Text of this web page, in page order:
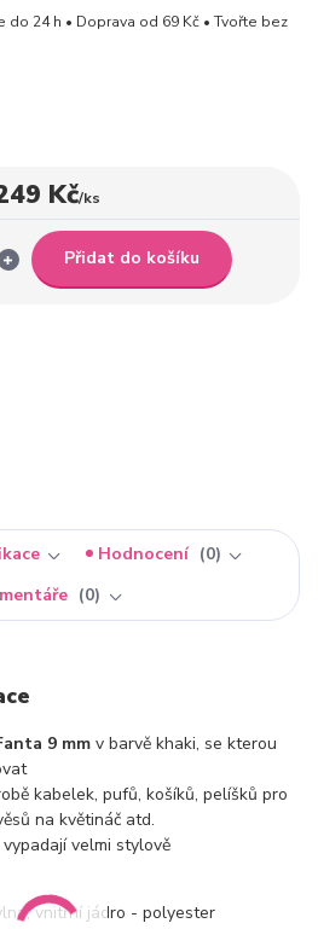
do 24 h • Doprava od 69 Kč • Tvořte bez
Kč/ks
Přidat do košíku
Hodnocení
0
0
9 mm v barvě khaki, se kterou
kabelek, pufů, košíků, pelíšků pro
na květináč atd.
velmi stylově
vnitřní jádro - polyester